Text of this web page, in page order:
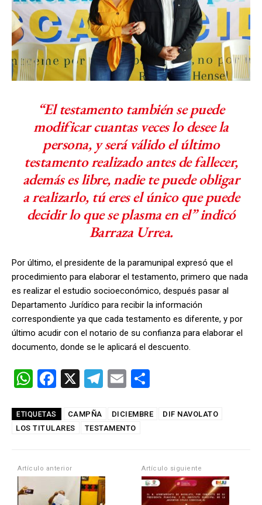
“El testamento también se puede
modificar cuantas veces lo desee la
persona, y será válido el último
testamento realizado antes de fallecer,
además es libre, nadie te puede obligar
a realizarlo, tú eres el único que puede
decidir lo que se plasma en el” indicó
Barraza Urrea.
Por último, el presidente de la paramunipal expresó que el
procedimiento para elaborar el testamento, primero que nada
es realizar el estudio socioeconómico, después pasar al
Departamento Jurídico para recibir la información
correspondiente ya que cada testamento es diferente, y por
último acudir con el notario de su confianza para elaborar el
documento, donde se le aplicará el descuento.
W
at
s
p
p
F
ce
b
o
k
X
T
gr
m
E
ail m
tir
ETIQUETAS CAMPÑA DICIEMBRE
DIF NAVOLATO
LOS TITULARES
TESTAMENTO
Artículo anterior Artículo siguiente